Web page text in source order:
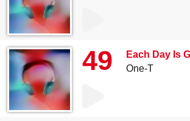
49
Each Day Is
One-T